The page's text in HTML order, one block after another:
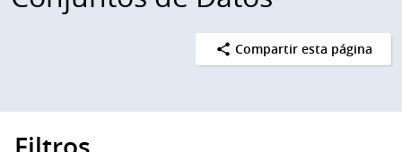
Compartir esta página